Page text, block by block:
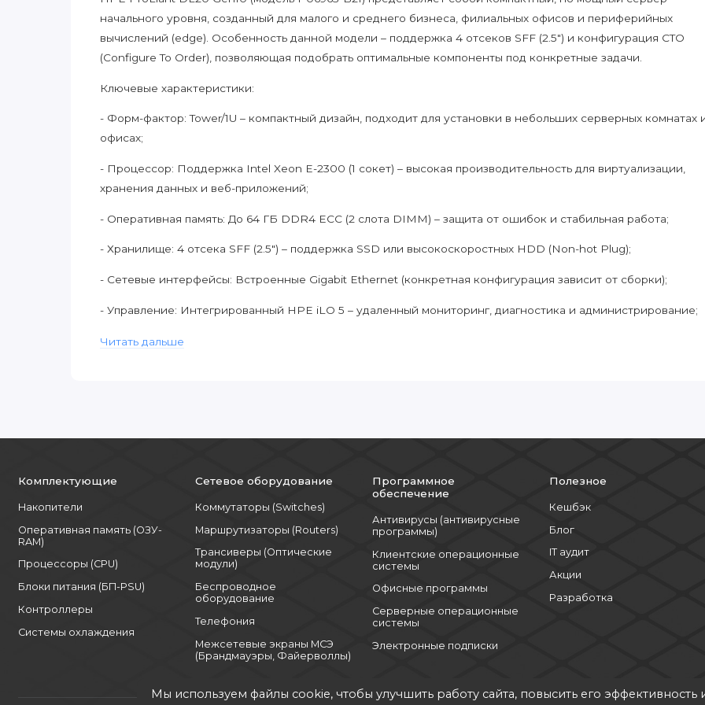
начального уровня, созданный для малого и среднего бизнеса, филиальных офисов и периферийных
вычислений (edge). Особенность данной модели – поддержка 4 отсеков SFF (2.5") и конфигурация CTO
(Configure To Order), позволяющая подобрать оптимальные компоненты под конкретные задачи.
Ключевые характеристики:
- Форм-фактор: Tower/1U – компактный дизайн, подходит для установки в небольших серверных комнатах
офисах;
- Процессор: Поддержка Intel Xeon E-2300 (1 сокет) – высокая производительность для виртуализации,
хранения данных и веб-приложений;
- Оперативная память: До 64 ГБ DDR4 ECC (2 слота DIMM) – защита от ошибок и стабильная работа;
- Хранилище: 4 отсека SFF (2.5") – поддержка SSD или высокоскоростных HDD (Non-hot Plug);
- Сетевые интерфейсы: Встроенные Gigabit Ethernet (конкретная конфигурация зависит от сборки);
- Управление: Интегрированный HPE iLO 5 – удаленный мониторинг, диагностика и администрирование;
- Безопасность: Технологии HPE Silicon Root of Trust и Secure Boot – защита от несанкционированного
- Офисная инфраструктура – развертывание Active Directory, почтовых серверов и корпоративных
- Периферийные вычисления (Edge) – обработка данных IoT, видеонаблюдения и телеметрии;
- Веб-хостинг и базы данных – работа с небольшими и средними нагрузками.
Преимущества модели P06963-B21:
- Гибкость конфигурации (CTO) – возможность выбора процессора, объема памяти и типа накопителей;
- Высокая скорость работы – благодаря поддержке SSD в отсеках SFF;
Читать дальше
Мы используем файлы cookie, чтобы улучшить работу сайта, повысить его эффективность
Комплектующие
Накопители
Оперативная память (ОЗУ-
RAM)
Процессоры (CPU)
Блоки питания (БП-PSU)
Контроллеры
Системы охлаждения
Сетевое оборудование
Коммутаторы (Switches)
Маршрутизаторы (Routers)
Трансиверы (Оптические
модули)
Беспроводное
оборудование
Телефония
Межсетевые экраны МСЭ
(Брандмауэры, Файерволлы)
Программное
обеспечение
Антивирусы (антивирусные
программы)
Клиентские операционные
системы
Офисные программы
Серверные операционные
системы
Электронные подписки
Полезное
Кешбэк
Блог
IT аудит
Акции
Разработка